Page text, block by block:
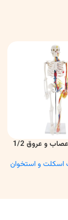
و عروق 1/2
اسکلت و استخوان